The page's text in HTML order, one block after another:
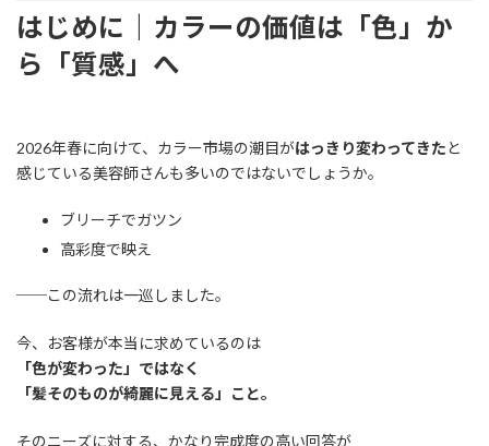
はじめに｜カラーの価値は「色」か
ら「質感」へ
2026年春に向けて、カラー市場の潮目がはっきり変わってきたと
感じている美容師さんも多いのではないでしょうか。
ブリーチでガツン
高彩度で映え
──この流れは一巡しました。
今、お客様が本当に求めているのは
「色が変わった」ではなく
「髪そのものが綺麗に見える」こと。
そのニーズに対する、かなり完成度の高い回答が